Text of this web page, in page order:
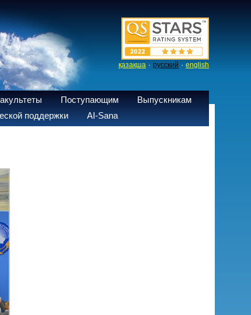
қазақша · русский · english
Поступающим
Выпускникам
поддержки AI-Sana